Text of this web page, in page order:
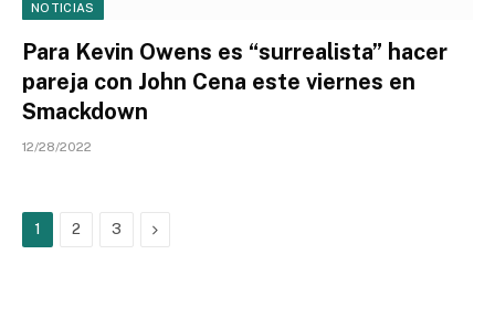
NOTICIAS
Para Kevin Owens es “surrealista” hacer
pareja con John Cena este viernes en
Smackdown
12/28/2022
1 2 3 Next